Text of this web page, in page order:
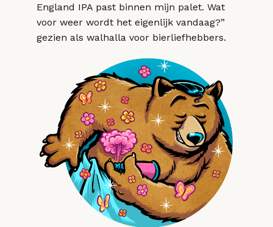
England IPA past binnen mijn palet. Wat
voor weer wordt het eigenlijk vandaag?”
gezien als walhalla voor bierliefhebbers.